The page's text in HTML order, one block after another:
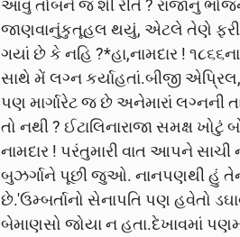
આવું તોબને જ શી રીતે ? રાજાનું
જાણવાનુંકુતૂહલ થયું, એટલે તેણે ફરી
ગયાં છે કે નહિ ?*હા,નામદાર !
સાથે મેં લગ્ન કર્યાહતાં.બીજી
પણ માર્ગારેટ જ છે અનેમારાં
તો નથી ? ઈટાલિનારાજા સમક્ષ
નામદાર ! પરંતુમારી વાત આપને
બુઝર્ગાને પૂછી જુઓ. નાનપણથી હું
છે.'ઉમ્બર્તાનો સેનાપતિ પણ હવેતો
બેમાણસો જોયા ન હતા.દેખાવમાં